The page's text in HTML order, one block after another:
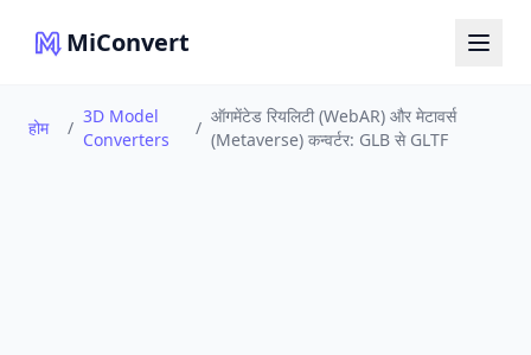
MiConvert
होम /
3D Model
Converters
/
ऑगमेंटेड रियलिटी (WebAR) और मेटावर्स
(Metaverse) कन्वर्टर: GLB से GLTF